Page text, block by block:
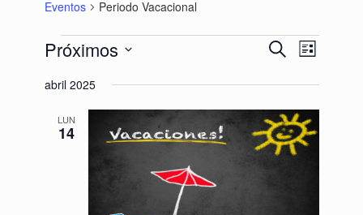
Eventos Periodo Vacacional
Eventos
Búsqueda
de
vistas
de
Eventos
BuscarNavegación
de
de
Evento
Lista
Próximos
fecha.
abril 2025
LUN
14